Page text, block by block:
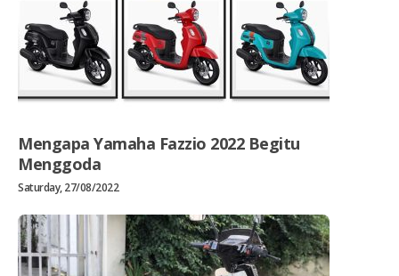
Mengapa Yamaha Fazzio 2022 Begitu
Menggoda
Saturday, 27/08/2022